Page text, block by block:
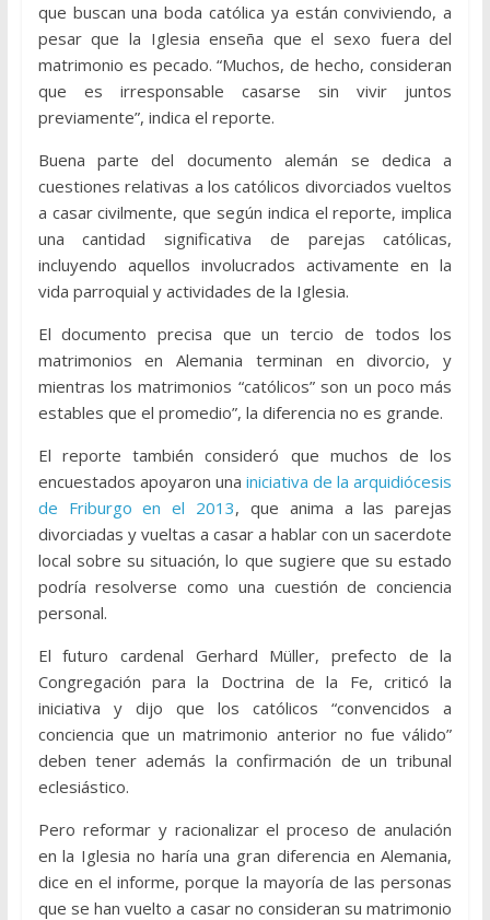
que buscan una boda católica ya están conviviendo, a
pesar que la Iglesia enseña que el sexo fuera del
matrimonio es pecado. “Muchos, de hecho, consideran
que es irresponsable casarse sin vivir juntos
previamente”, indica el reporte.
Buena parte del documento alemán se dedica a
cuestiones relativas a los católicos divorciados vueltos
a casar civilmente, que según indica el reporte, implica
una cantidad significativa de parejas católicas,
incluyendo aquellos involucrados activamente en la
vida parroquial y actividades de la Iglesia.
El documento precisa que un tercio de todos los
matrimonios en Alemania terminan en divorcio, y
mientras los matrimonios “católicos” son un poco más
estables que el promedio”, la diferencia no es grande.
El reporte también consideró que muchos de los
encuestados apoyaron una iniciativa de la arquidiócesis
de Friburgo en el 2013, que anima a las parejas
divorciadas y vueltas a casar a hablar con un sacerdote
local sobre su situación, lo que sugiere que su estado
podría resolverse como una cuestión de conciencia
personal.
El futuro cardenal Gerhard Müller, prefecto de la
Congregación para la Doctrina de la Fe, criticó la
iniciativa y dijo que los católicos “convencidos a
conciencia que un matrimonio anterior no fue válido”
deben tener además la confirmación de un tribunal
eclesiástico.
Pero reformar y racionalizar el proceso de anulación
en la Iglesia no haría una gran diferencia en Alemania,
dice en el informe, porque la mayoría de las personas
que se han vuelto a casar no consideran su matrimonio